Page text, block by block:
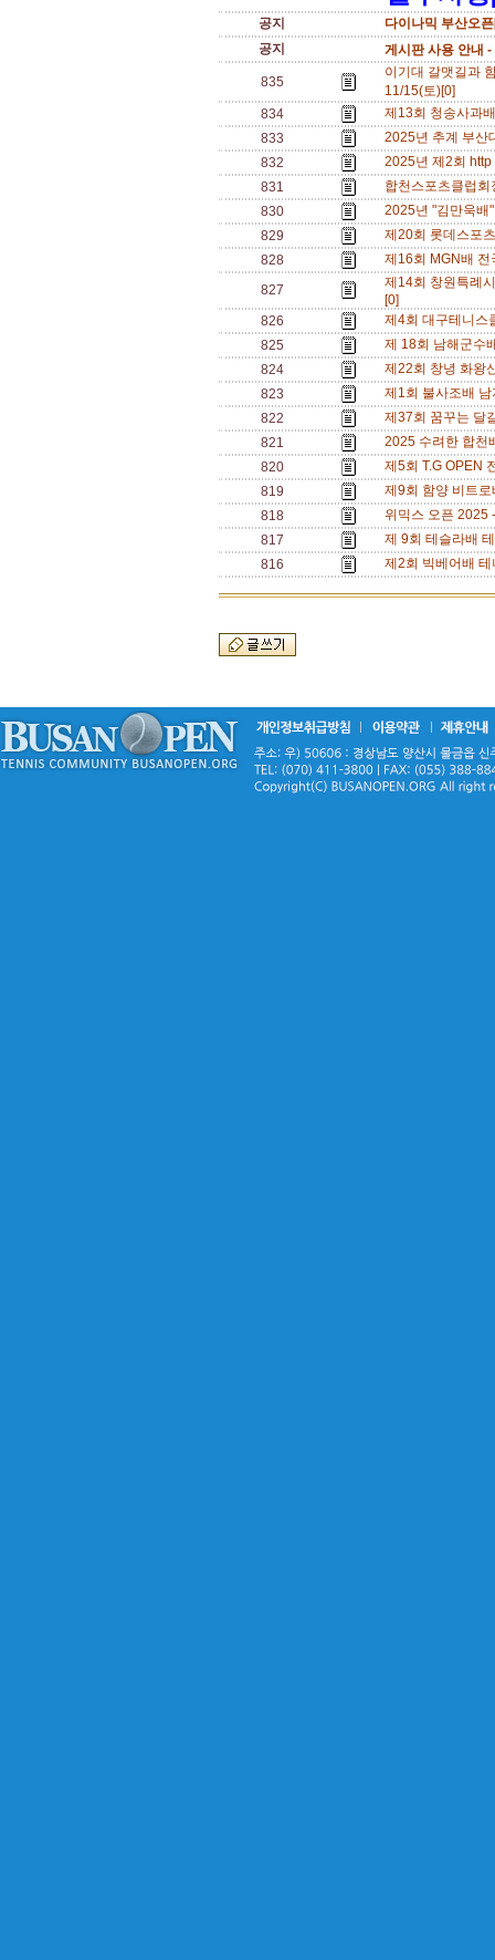
공지
다이나믹 부산오
공지
게시판 사용 안내 -
835
이기대 갈맷길과
11/15(토)[0]
834
제13회 청송사과
833
2025년 추계 부산
832
2025년 제2회
831
합천스포츠클럽
830
2025년 "김만욱배
829
제20회 롯데스포
828
제16회 MGN배
827
제14회 창원특례
[0]
826
제4회 대구테니
825
제 18회 남해군수
824
제22회 창녕 화왕
823
제1회 불사조배
822
제37회 꿈꾸는 달
821
2025 수려한 합천
820
제5회 T.G OPEN
819
제9회 함양 비트
818
위믹스 오픈
817
제 9회 테슬라배
816
제2회 빅베어배